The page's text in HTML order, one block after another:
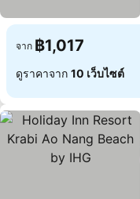
จาก ฿1,017
ดูราคาจาก 10 เว็บไซต์